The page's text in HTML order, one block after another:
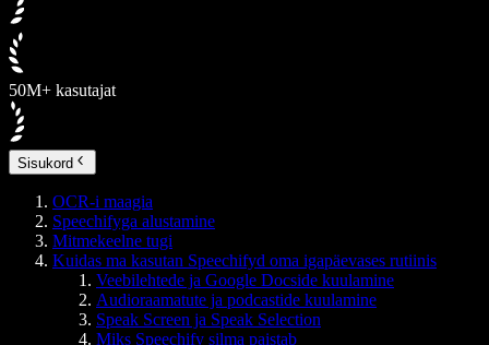
50M+ kasutajat
Sisukord
OCR-i maagia
Speechifyga alustamine
Mitmekeelne tugi
Kuidas ma kasutan Speechifyd oma igapäevases rutiinis
Veebilehtede ja Google Docside kuulamine
Audioraamatute ja podcastide kuulamine
Speak Screen ja Speak Selection
Miks Speechify silma paistab